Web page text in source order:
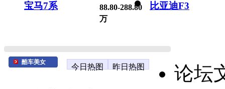
宝马7系
88.80-288.80
万
比亚迪F3
酷车美女
今日热图 昨日热图
论坛